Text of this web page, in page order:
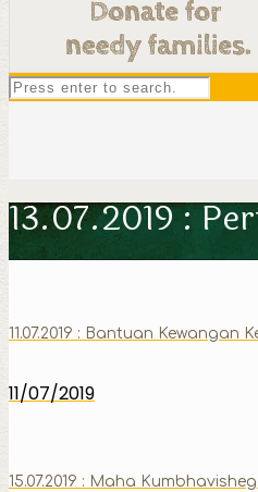
13.07.2019 :
11.07.2019 : Bantuan Kewangan
11/07/2019
15.07.2019 : Maha